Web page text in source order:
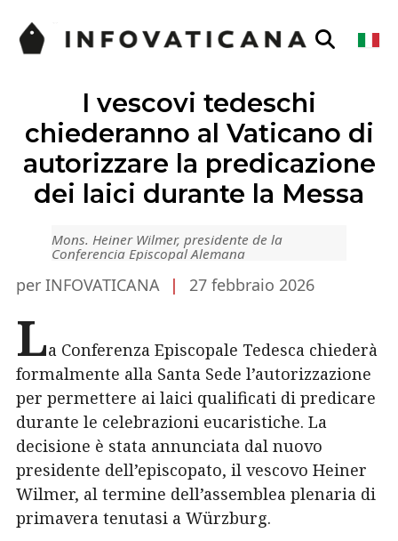
I vescovi tedeschi
chiederanno al Vaticano di
autorizzare la predicazione
dei laici durante la Messa
Mons. Heiner Wilmer, presidente de la
Conferencia Episcopal Alemana
per INFOVATICANA | 27 febbraio 2026
La Conferenza Episcopale Tedesca chiederà
formalmente alla Santa Sede l’autorizzazione
per permettere ai laici qualificati di predicare
durante le celebrazioni eucaristiche. La
decisione è stata annunciata dal nuovo
presidente dell’episcopato, il vescovo Heiner
Wilmer, al termine dell’assemblea plenaria di
primavera tenutasi a Würzburg.